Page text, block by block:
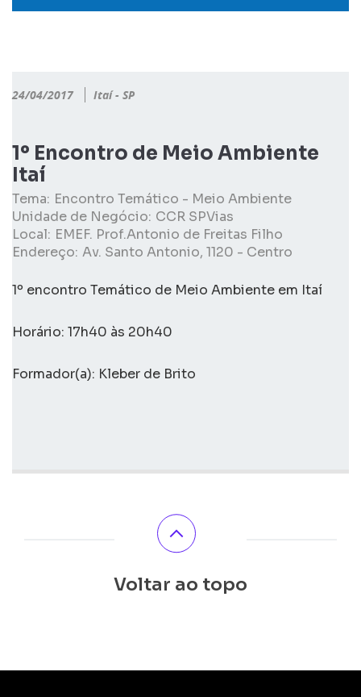
24/04/2017 Itaí - SP
1º Encontro de Meio Ambiente
Itaí
Tema: Encontro Temático - Meio Ambiente
Unidade de Negócio: CCR SPVias
Local: EMEF. Prof.Antonio de Freitas Filho
Endereço: Av. Santo Antonio, 1120 - Centro
1º encontro Temático de Meio Ambiente em Itaí
Horário: 17h40 às 20h40
Formador(a): Kleber de Brito
Voltar ao topo